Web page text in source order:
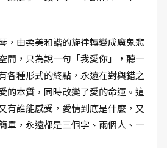
，由柔美和諧的旋律轉變成魔鬼悲
間，只為說一句「我愛你」，聽一
各種形式的終點，永遠在對與錯之
的本質，同時改變了愛的命運。這
有誰能感受，愛情到底是什麼，又
單，永遠都是三個字、兩個人、一